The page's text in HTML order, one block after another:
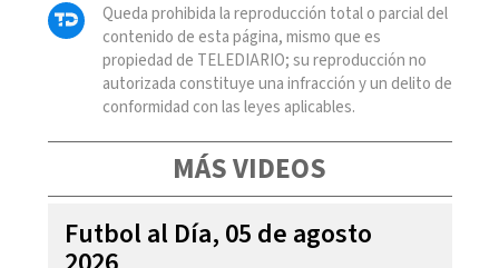
Queda prohibida la reproducción total o parcial del
contenido de esta página, mismo que es
propiedad de TELEDIARIO; su reproducción no
autorizada constituye una infracción y un delito de
conformidad con las leyes aplicables.
MÁS VIDEOS
Futbol al Día, 05 de agosto